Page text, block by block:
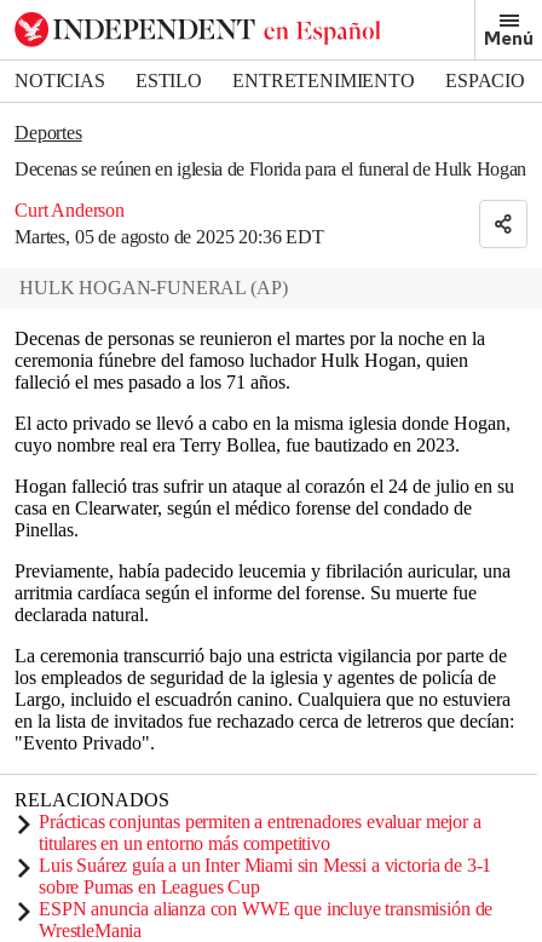
Menú
NOTICIAS ESTILO ENTRETENIMIENTO
ESPACIO
DEPORTES
Deportes
Decenas se reúnen en iglesia de Florida para el funeral de Hulk Hogan
Curt Anderson
Martes, 05 de agosto de 2025 20:36 EDT
Bookmark popover
Removed from bookmarks
Close popover
HULK HOGAN-FUNERAL (AP)
Decenas de personas se reunieron el martes por la noche en la
ceremonia fúnebre del famoso luchador Hulk Hogan, quien
falleció el mes pasado a los 71 años.
El acto privado se llevó a cabo en la misma iglesia donde Hogan,
cuyo nombre real era Terry Bollea, fue bautizado en 2023.
Hogan falleció tras sufrir un ataque al corazón el 24 de julio en su
casa en Clearwater, según el médico forense del condado de
Pinellas.
Previamente, había padecido leucemia y fibrilación auricular, una
arritmia cardíaca según el informe del forense. Su muerte fue
declarada natural.
La ceremonia transcurrió bajo una estricta vigilancia por parte de
los empleados de seguridad de la iglesia y agentes de policía de
Largo, incluido el escuadrón canino. Cualquiera que no estuviera
en la lista de invitados fue rechazado cerca de letreros que decían:
"Evento Privado".
RELACIONADOS
Prácticas conjuntas permiten a entrenadores evaluar mejor a
titulares en un entorno más competitivo
Luis Suárez guía a un Inter Miami sin Messi a victoria de 3-1
sobre Pumas en Leagues Cup
ESPN anuncia alianza con WWE que incluye transmisión de
WrestleMania